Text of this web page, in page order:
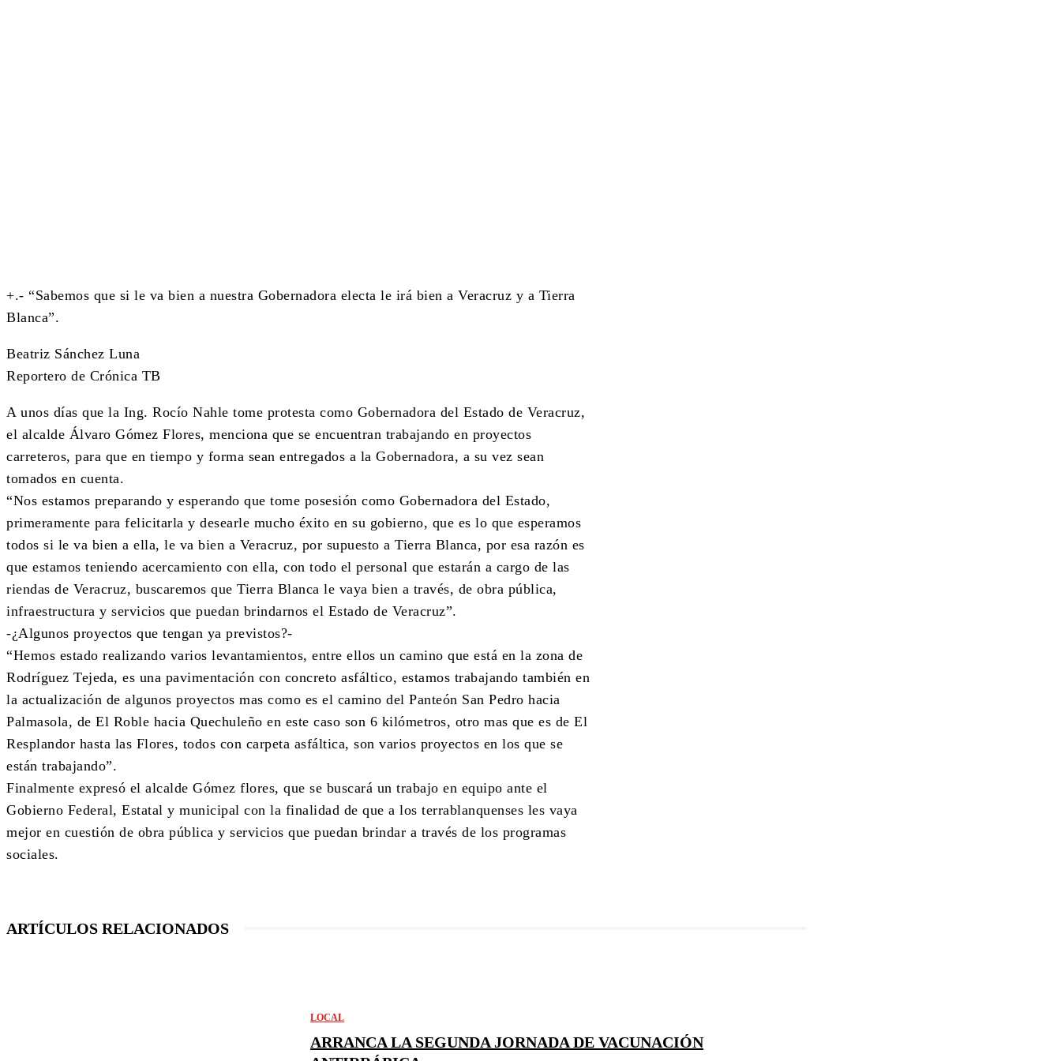
+.- “Sabemos que si le va bien a nuestra Gobernadora electa le irá bien a Veracruz y a Tierra
Blanca”.
Beatriz Sánchez Luna
Reportero de Crónica TB
A unos días que la Ing. Rocío Nahle tome protesta como Gobernadora del Estado de Veracruz,
el alcalde Álvaro Gómez Flores, menciona que se encuentran trabajando en proyectos
carreteros, para que en tiempo y forma sean entregados a la Gobernadora, a su vez sean
tomados en cuenta.
“Nos estamos preparando y esperando que tome posesión como Gobernadora del Estado,
primeramente para felicitarla y desearle mucho éxito en su gobierno, que es lo que esperamos
todos si le va bien a ella, le va bien a Veracruz, por supuesto a Tierra Blanca, por esa razón es
que estamos teniendo acercamiento con ella, con todo el personal que estarán a cargo de las
riendas de Veracruz, buscaremos que Tierra Blanca le vaya bien a través, de obra pública,
infraestructura y servicios que puedan brindarnos el Estado de Veracruz”.
-¿Algunos proyectos que tengan ya previstos?-
“Hemos estado realizando varios levantamientos, entre ellos un camino que está en la zona de
Rodríguez Tejeda, es una pavimentación con concreto asfáltico, estamos trabajando también en
la actualización de algunos proyectos mas como es el camino del Panteón San Pedro hacia
Palmasola, de El Roble hacia Quechuleño en este caso son 6 kilómetros, otro mas que es de El
Resplandor hasta las Flores, todos con carpeta asfáltica, son varios proyectos en los que se
están trabajando”.
Finalmente expresó el alcalde Gómez flores, que se buscará un trabajo en equipo ante el
Gobierno Federal, Estatal y municipal con la finalidad de que a los terrablanquenses les vaya
mejor en cuestión de obra pública y servicios que puedan brindar a través de los programas
sociales.
ARTÍCULOS RELACIONADOS
LOCAL
ARRANCA LA SEGUNDA JORNADA DE VACUNACIÓN